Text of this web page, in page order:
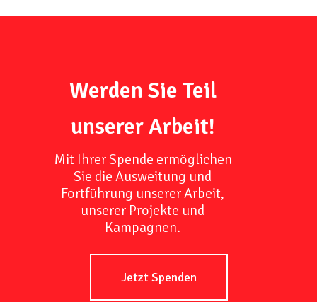
Werden Sie Teil
unserer Arbeit!
Mit Ihrer Spende ermöglichen
Sie die Ausweitung und
Fortführung unserer Arbeit,
unserer Projekte und
Kampagnen.
Jetzt Spenden